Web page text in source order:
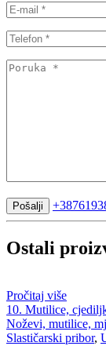
Pošalji
Ostali
Pročitaj više
10. Mutilice,
Noževi, mutilice,
Slastičarski pribor,